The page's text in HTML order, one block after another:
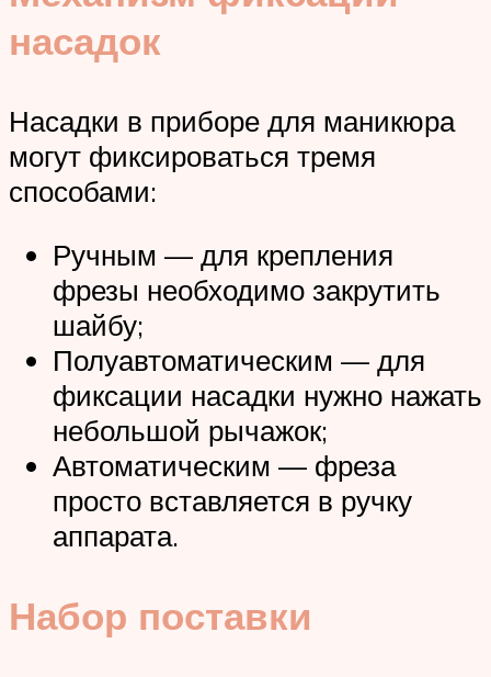
насадок
Насадки в приборе для маникюра
могут фиксироваться тремя
способами:
Ручным — для крепления
фрезы необходимо закрутить
шайбу;
Полуавтоматическим — для
фиксации насадки нужно нажать
небольшой рычажок;
Автоматическим — фреза
просто вставляется в ручку
аппарата.
Набор поставки